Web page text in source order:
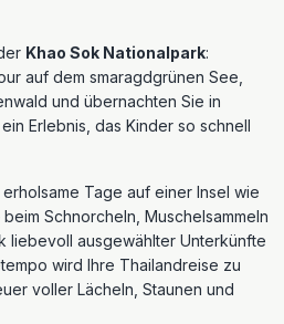
Khao Sok Nationalpark:
auf dem smaragdgrünen See,
und übernachten Sie in
Erlebnis, das Kinder so schnell
Tage auf einer Insel wie
Schnorcheln, Muschelsammeln
liebevoll ausgewählter Unterkünfte
wird Ihre Thailandreise zu
voller Lächeln, Staunen und